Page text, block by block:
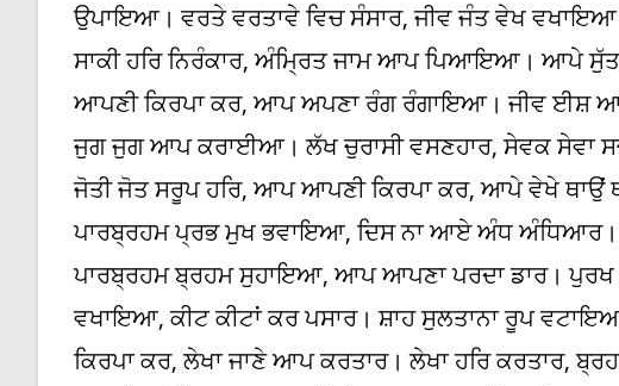
ਉਪਾਇਆ। ਵਰਤੇ ਵਰਤਾਵੇ ਵਿਚ ਸੰਸਾਰ, ਜੀਵ ਜੰਤ ਵੇਖ
ਸਾਕੀ ਹਰਿ ਨਿਰੰਕਾਰ, ਅੰਮ੍ਰਿਤ ਜਾਮ ਆਪ ਪਿਆਇਆ। ਆਪੇ
ਆਪਣੀ ਕਿਰਪਾ ਕਰ, ਆਪ ਅਪਣਾ ਰੰਗ ਰੰਗਾਇਆ। ਜੀਵ ਈਸ਼
ਜੁਗ ਜੁਗ ਆਪ ਕਰਾਈਆ। ਲੱਖ ਚੁਰਾਸੀ ਵਸਣਹਾਰ, ਸੇਵਕ ਸੇਵਾ
ਜੋਤੀ ਜੋਤ ਸਰੂਪ ਹਰਿ, ਆਪ ਆਪਣੀ ਕਿਰਪਾ ਕਰ, ਆਪੇ ਵੇਖੇ
ਪਾਰਬ੍ਰਹਮ ਪ੍ਰਭ ਮੁਖ ਭਵਾਇਆ, ਦਿਸ ਨਾ ਆਏ ਅੰਧ
ਪਾਰਬ੍ਰਹਮ ਬ੍ਰਹਮ ਸੁਹਾਇਆ, ਆਪ ਆਪਣਾ ਪਰਦਾ ਡਾਰ।
ਵਖਾਇਆ, ਕੀਟ ਕੀਟਾਂ ਕਰ ਪਸਾਰ। ਸ਼ਾਹ ਸੁਲਤਾਨਾ ਰੂਪ
ਕਿਰਪਾ ਕਰ, ਲੇਖਾ ਜਾਣੇ ਆਪ ਕਰਤਾਰ। ਲੇਖਾ ਹਰਿ ਕਰਤਾਰ,